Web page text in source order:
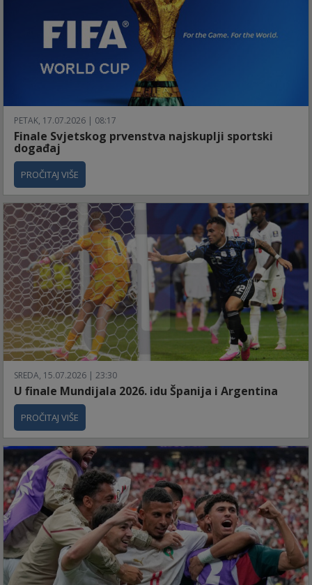
PETAK, 17.07.2026 | 08:17
Finale Svjetskog prvenstva najskuplji sportski
događaj
PROČITAJ VIŠE
SREDA, 15.07.2026 | 23:30
U finale Mundijala 2026. idu Španija i Argentina
PROČITAJ VIŠE